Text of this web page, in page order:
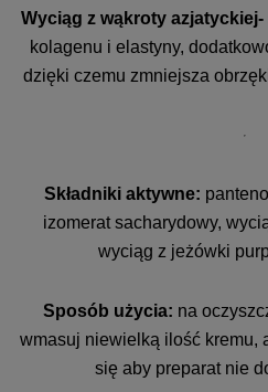
Wyciąg z wąkroty azjatyckiej-
kolagenu i elastyny,
dzięki czemu zmniejsza
Składniki aktywne:
izomerat sacharydowy,
wyciąg z jeżówki
Sposób użycia: na
wmasuj niewielką ilość kremu,
się aby preparat nie